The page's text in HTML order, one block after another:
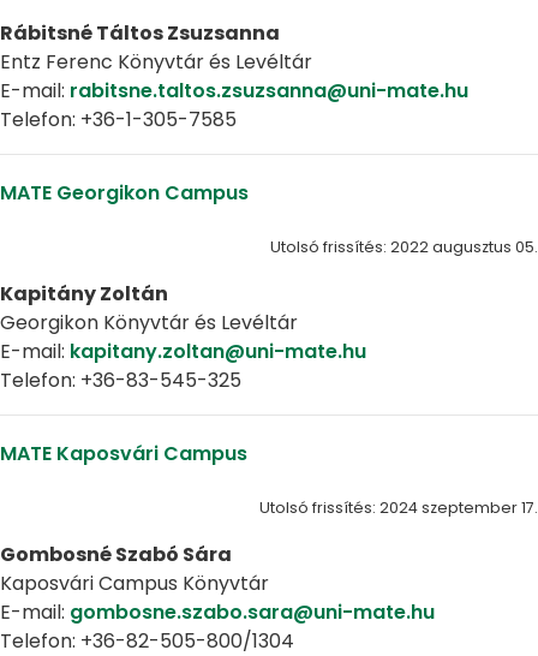
Rábitsné Táltos Zsuzsanna
Entz Ferenc Könyvtár és Levéltár
E-mail: rabitsne.taltos.zsuzsanna@uni-mate.hu
Telefon: +36-1-305-7585
MATE Georgikon Campus
Utolsó frissítés: 2022 augusztus 05.
Kapitány Zoltán
Georgikon Könyvtár és Levéltár
E-mail: kapitany.zoltan@uni-mate.hu
Telefon: +36-83-545-325
MATE Kaposvári Campus
Utolsó frissítés: 2024 szeptember 17.
Gombosné Szabó Sára
Kaposvári Campus Könyvtár
E-mail: gombosne.szabo.sara@uni-mate.hu
Telefon: +36-82-505-800/1304